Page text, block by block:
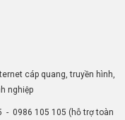
cáp quang, truyền hình,
nghiệp
- 0986 105 105 (hỗ trợ toàn